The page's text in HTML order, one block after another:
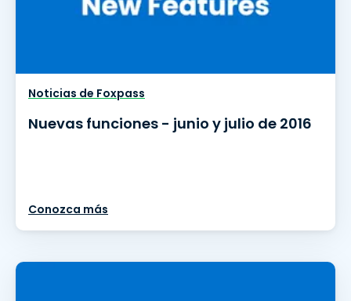
Noticias de Foxpass
Nuevas funciones - junio y julio de 2016
Conozca más